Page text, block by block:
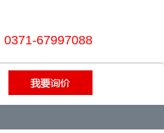
0371-67997088